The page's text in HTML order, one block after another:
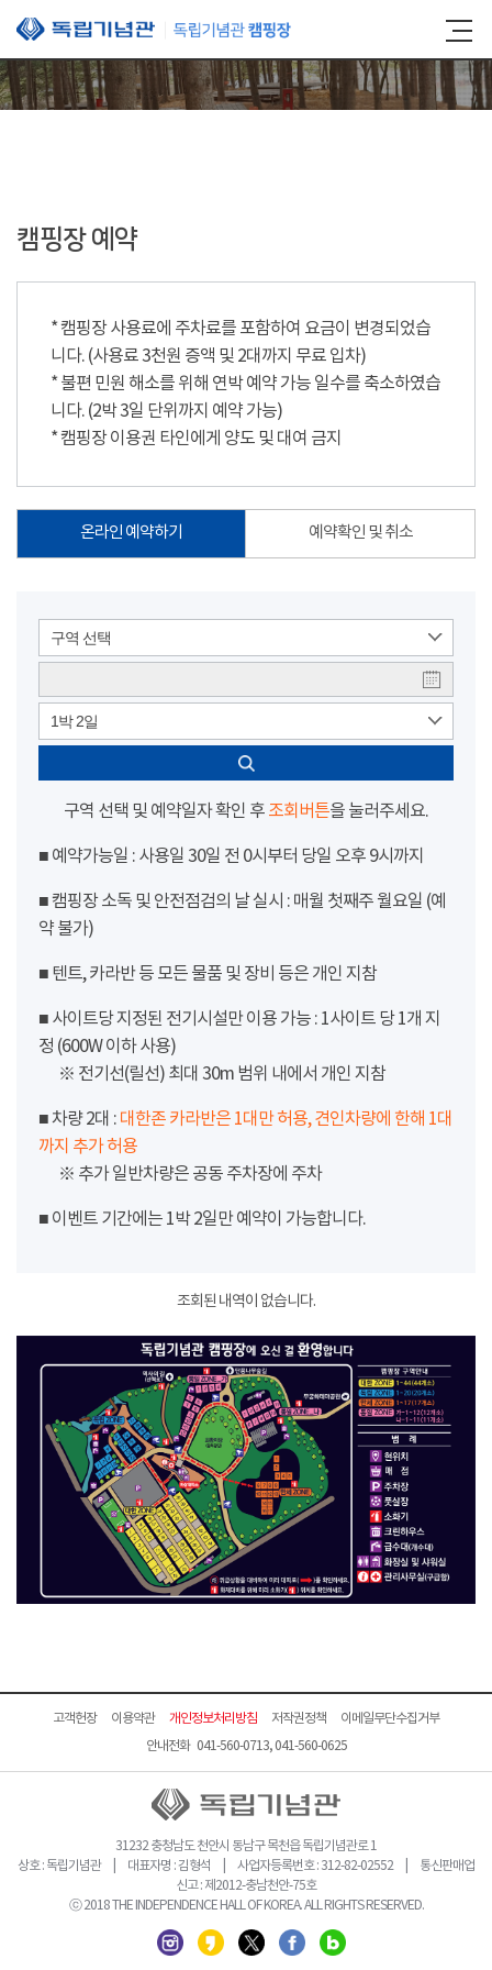
본문 바로가기
캠핑장 예약
* 캠핑장 사용료에 주차료를 포함하여 요금이 변경되었습
니다. (사용료 3천원 증액 및 2대까지 무료 입차)
* 불편 민원 해소를 위해 연박 예약 가능 일수를 축소하였습
니다. (2박 3일 단위까지 예약 가능)
* 캠핑장 이용권 타인에게 양도 및 대여 금지
온라인 예약하기 예약확인 및 취소
구역 선택
1박 2일
구역 선택 및 예약일자 확인 후 조회버튼을 눌러주세요.
■ 예약가능일 : 사용일 30일 전 0시부터 당일 오후 9시까지
■ 캠핑장 소독 및 안전점검의 날 실시 : 매월 첫째주 월요일 (예
약 불가)
■ 텐트, 카라반 등 모든 물품 및 장비 등은 개인 지참
■ 사이트당 지정된 전기시설만 이용 가능 : 1사이트 당 1개 지
정 (600W 이하 사용)
※ 전기선(릴선) 최대 30m 범위 내에서 개인 지참
■ 차량 2대 : 대한존 카라반은 1대만 허용, 견인차량에 한해 1대
까지 추가 허용
※ 추가 일반차량은 공동 주차장에 주차
■ 이벤트 기간에는 1박 2일만 예약이 가능합니다.
조회된 내역이 없습니다.
고객헌장 이용약관 개인정보처리방침 저작권정책
이메일무단수집거부
안내전화 041-560-0713, 041-560-0625
31232 충청남도 천안시 동남구 목천읍 독립기념관로 1
상호 : 독립기념관 | 대표자명 : 김형석 | 사업자등록번호 : 312-82-02552 | 통신판매업
신고 : 제2012-충남천안-75호
ⓒ 2018 THE INDEPENDENCE HALL OF KOREA. ALL RIGHTS RESERVED.